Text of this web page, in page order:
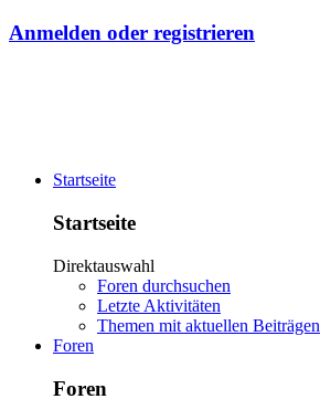
Anmelden oder registrieren
Startseite
Startseite
Direktauswahl
Foren durchsuchen
Letzte Aktivitäten
Themen mit aktuellen Beiträgen
Foren
Foren